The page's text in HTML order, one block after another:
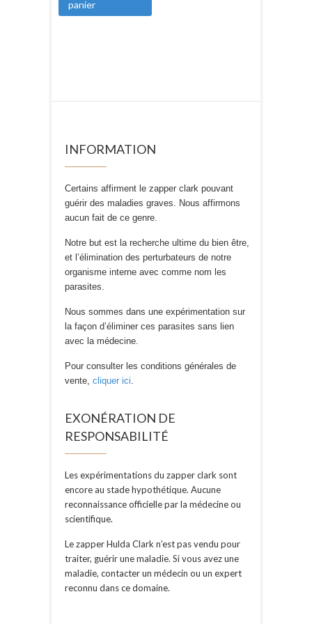
panier
INFORMATION
Certains affirment le zapper clark pouvant
guérir des maladies graves. Nous affirmons
aucun fait de ce genre.
Notre but est la recherche ultime du bien être,
et l’élimination des perturbateurs de notre
organisme interne avec comme nom les
parasites.
Nous sommes dans une expérimentation sur
la façon d’éliminer ces parasites sans lien
avec la médecine.
Pour consulter les conditions générales de
vente, cliquer ici
EXONÉRATION DE
RESPONSABILITÉ
Les expérimentations du zapper clark sont
encore au stade hypothétique. Aucune
reconnaissance officielle par la médecine ou
scientifique.
Le zapper Hulda Clark n’est pas vendu pour
traiter, guérir une maladie. Si vous avez une
maladie, contacter un médecin ou un expert
reconnu dans ce domaine.